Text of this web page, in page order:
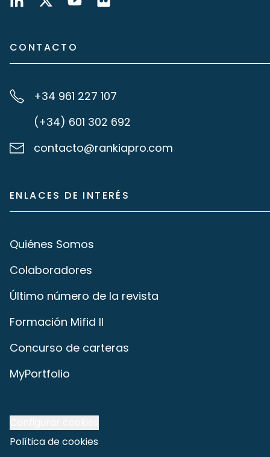
CONTACTO
+34 961 227 107
(+34) 601 302 692
contacto@rankiapro.com
ENLACES DE INTERÉS
Quiénes Somos
Colaboradores
Último número de la revista
Formación Mifid II
Concurso de carteras
MyPortfolio
Política de cookies